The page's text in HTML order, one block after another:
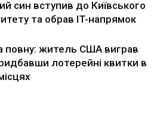
син вступив до Київського
та обрав IT-напрямок
повну: житель США виграв
лотерейні квитки в